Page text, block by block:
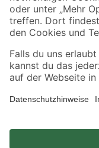
Alle Preisangaben in EUR inkl.
Umständen nicht in allen
Produkte nur solange der Vorrat
*Paketversand ab 59 €